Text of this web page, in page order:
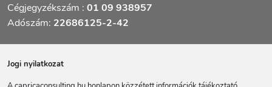
Cégjegyzékszám : 01 09 938957
Adószám: 22686125-2-42
Jogi nyilatkozat